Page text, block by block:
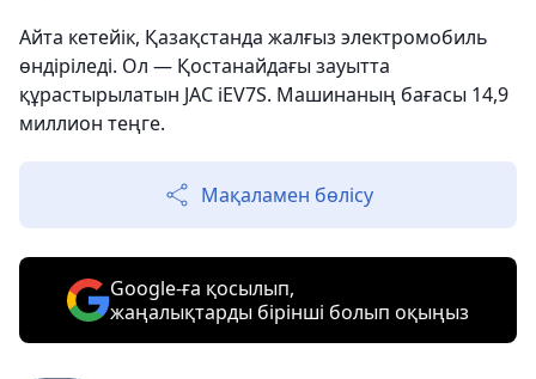
Айта кетейік, Қазақстанда жалғыз электромобиль
өндіріледі. Ол — Қостанайдағы зауытта
құрастырылатын JAC iEV7S. Машинаның бағасы 14,9
миллион теңге.
Мақаламен бөлісу
Google-ға қосылып,
жаңалықтарды бірінші болып оқыңыз